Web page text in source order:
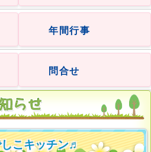
年間行事
問合せ
しこキッチン♬